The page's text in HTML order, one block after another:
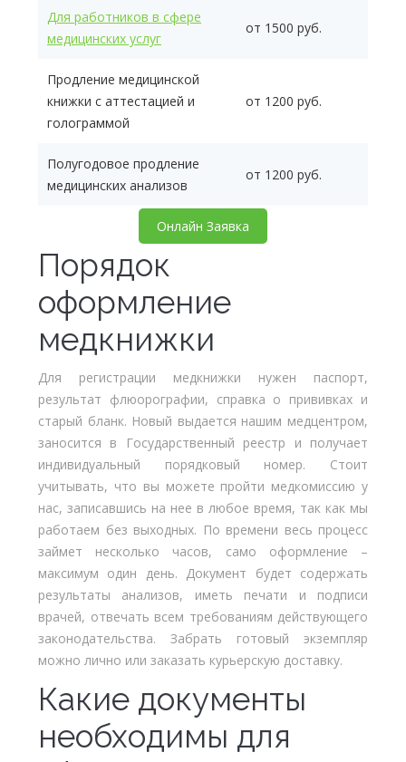
Для работников в сфере
медицинских услуг
от 1500 руб.
Продление медицинской
книжки с аттестацией и
голограммой
от 1200 руб.
Полугодовое продление
медицинских анализов
от 1200 руб.
Онлайн Заявка
Порядок
оформление
медкнижки
Для регистрации медкнижки нужен паспорт,
результат флюорографии, справка о прививках и
старый бланк. Новый выдается нашим медцентром,
заносится в Государственный реестр и получает
индивидуальный порядковый номер. Стоит
учитывать, что вы можете пройти медкомиссию у
нас, записавшись на нее в любое время, так как мы
работаем без выходных. По времени весь процесс
займет несколько часов, само оформление –
максимум один день. Документ будет содержать
результаты анализов, иметь печати и подписи
врачей, отвечать всем требованиям действующего
законодательства. Забрать готовый экземпляр
можно лично или заказать курьерскую доставку.
Какие документы
необходимы для